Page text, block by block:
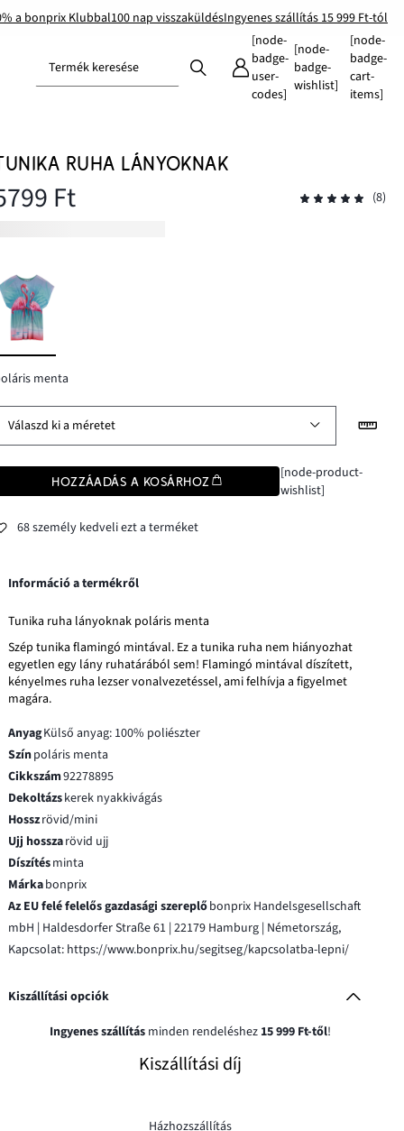
a bonprix Klubbal100 nap visszaküldésIngyenes szállítás 15 999 Ft-tól
Termék keresése
[node-
badge-
user-
codes]
[node-
badge-
wishlist]
[node-
badge-
cart-
items]
RUHA LÁNYOKNAK
Ft (8)
menta
Válaszd ki a méretet
HOZZÁADÁS A KOSÁRHOZ
[node-product-
wishlist]
68 személy kedveli ezt a terméket
Információ a termékről
Tunika ruha lányoknak poláris menta
Szép tunika flamingó mintával. Ez a tunika ruha nem hiányozhat
egyetlen egy lány ruhatárából sem! Flamingó mintával díszített,
kényelmes ruha lezser vonalvezetéssel, ami felhívja a figyelmet
magára.
AnyagKülső anyag: 100% poliészter
Színpoláris menta
Cikkszám92278895
Dekoltázskerek nyakkivágás
Hosszrövid/mini
Ujj hosszarövid ujj
Díszítésminta
Márkabonprix
Az EU felé felelős gazdasági szereplőbonprix Handelsgesellschaft
mbH | Haldesdorfer Straße 61 | 22179 Hamburg | Németország,
Kapcsolat: https://www.bonprix.hu/segitseg/kapcsolatba-lepni/
Kiszállítási opciók
Ingyenes szállításminden rendeléshez 15 999 Ft-től!
Kiszállítási díj
Házhozszállítás